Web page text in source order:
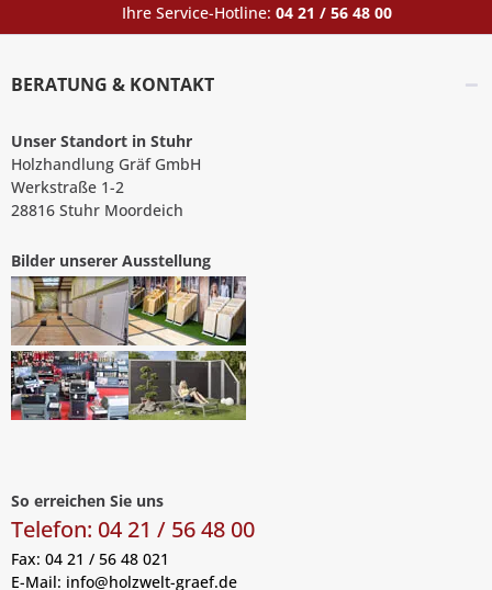
Ihre Service-Hotline: 04 21 / 56 48 00
BERATUNG & KONTAKT
Unser Standort in Stuhr
Holzhandlung Gräf GmbH
Werkstraße 1-2
28816 Stuhr Moordeich
Bilder unserer Ausstellung
So erreichen Sie uns
Telefon: 04 21 / 56 48 00
Fax: 04 21 / 56 48 021
E-Mail: info@holzwelt-graef.de